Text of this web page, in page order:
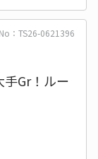
No：TS26-0621396
手Gr！ルー